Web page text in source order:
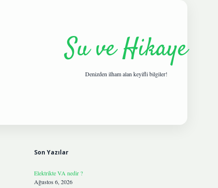
Su ve Hikaye
Denizden ilham alan keyifli bilgiler!
Son Yazılar
Elektrikte VA nedir ?
Ağustos 6, 2026